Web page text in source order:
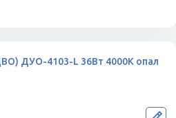
ДУО-4103-L 36Вт 4000К опал